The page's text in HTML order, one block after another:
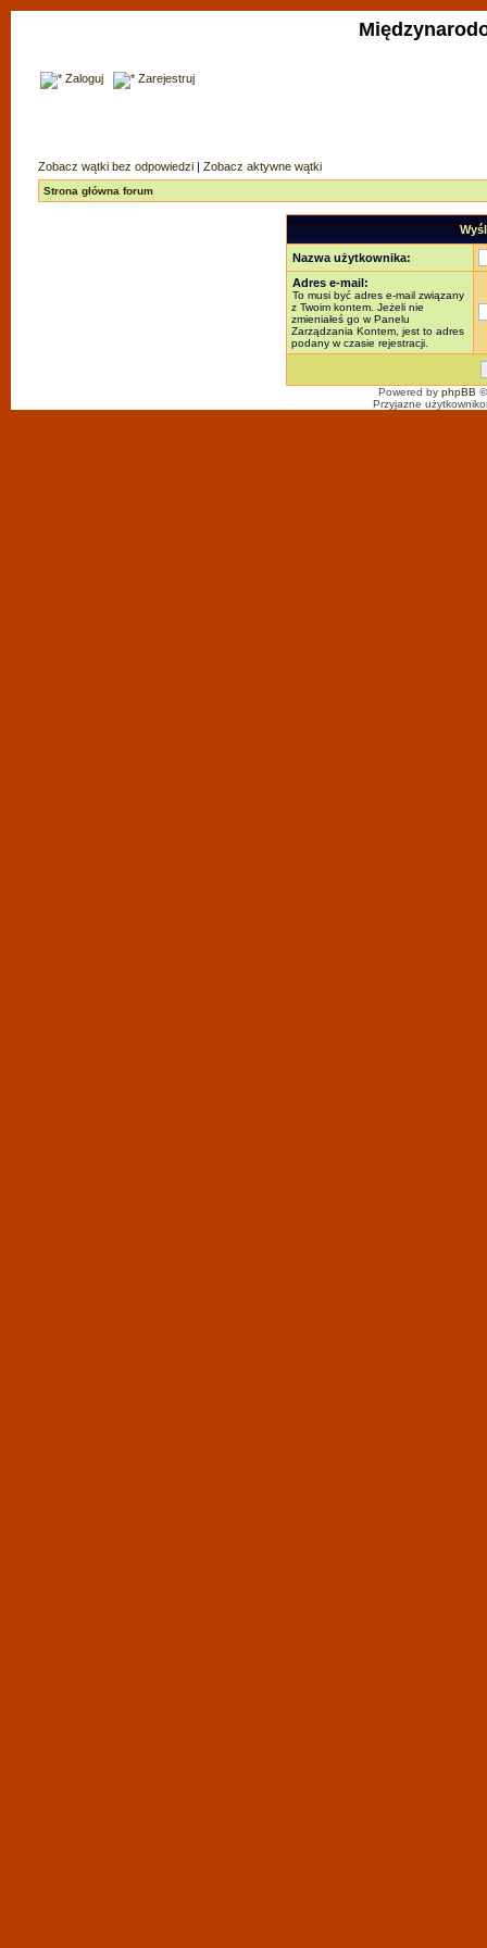
Zaloguj Zarejestruj
Zobacz wątki bez odpowiedzi | Zobacz aktywne wątki
Strona główna forum
Nazwa użytkownika:
Adres e-mail:
To musi być adres e-mail związany
z Twoim kontem. Jeżeli nie
zmieniałeś go w Panelu
Zarządzania Kontem, jest to adres
podany w czasie rejestracji.
Powered by phpBB
Przyjazne